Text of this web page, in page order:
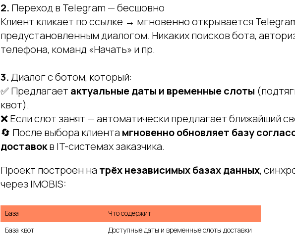
2. Переход в Telegram — бесшовно
Клиент кликает по ссылке → мгновенно открывается
предустановленным диалогом. Никаких поисков бота,
телефона, команд «Начать» и пр.
3.Диалог с ботом, который:
✅ Предлагает актуальные даты и временные слоты
квот).
❌ Если слот занят — автоматически предлагает ближайший
🔄 После выбора клиента мгновенно обновляет базу
доставокв IT-системах заказчика.
Проект построен на трёх независимых базах данных,
через IMOBIS:
База
Что содержит
База квот
Доступные даты и временные слоты доставки